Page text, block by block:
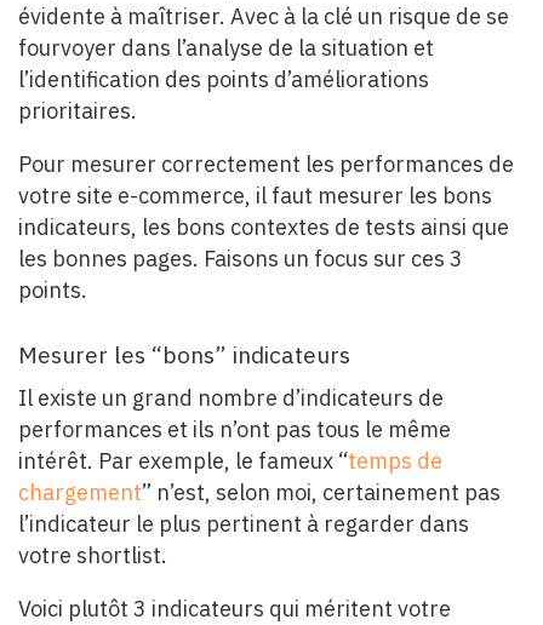
évidente à maîtriser. Avec à la clé un risque de se
fourvoyer dans l’analyse de la situation et
l’identification des points d’améliorations
prioritaires.
Pour mesurer correctement les performances de
votre site e-commerce, il faut mesurer les bons
indicateurs, les bons contextes de tests ainsi que
les bonnes pages. Faisons un focus sur ces 3
points.
Mesurer les “bons” indicateurs
Il existe un grand nombre d’indicateurs de
performances et ils n’ont pas tous le même
intérêt. Par exemple, le fameux “temps de
chargement” n’est, selon moi, certainement pas
l’indicateur le plus pertinent à regarder dans
votre shortlist.
Voici plutôt 3 indicateurs qui méritent votre